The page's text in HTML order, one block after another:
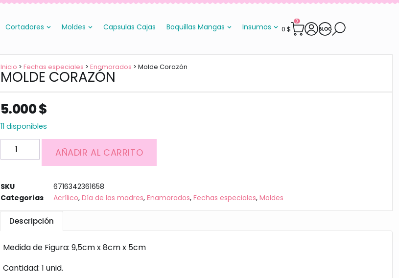
Cortadores Moldes Capsulas Cajas Boquillas Mangas Insumos 0 $
0
Inicio > Fechas especiales > Enamorados > Molde Corazón
MOLDE CORAZÓN
5.000$
11 disponibles
AÑADIR AL CARRITO
SKU
6716342361658
Categorías
Acrílico, Día de las madres, Enamorados, Fechas especiales, Moldes
Descripción
Medida de Figura: 9,5cm x 8cm x 5cm
Cantidad: 1 unid.